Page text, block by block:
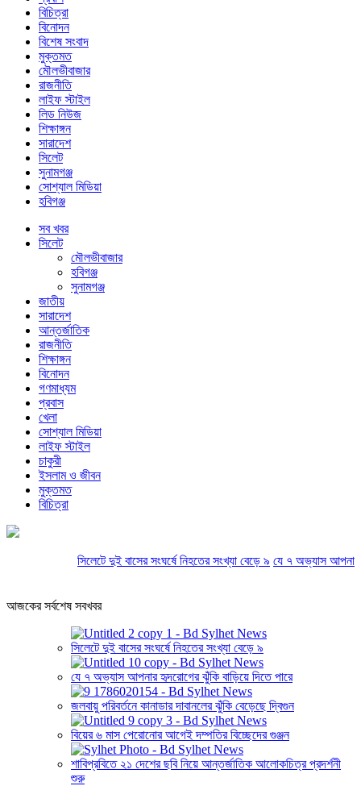
বিচিত্রা
বিনোদন
বিশেষ সংবাদ
মুক্তমত
মৌলভীবাজার
রাজনীতি
লাইফ স্টাইল
লিড নিউজ
শিক্ষাঙ্গন
সারাদেশ
সিলেট
সুনামগঞ্জ
সোশ্যাল মিডিয়া
হবিগঞ্জ
সব খবর
সিলেট
মৌলভীবাজার
হবিগঞ্জ
সুনামগঞ্জ
জাতীয়
সারাদেশ
আন্তর্জাতিক
রাজনীতি
শিক্ষাঙ্গন
বিনোদন
গণমাধ্যম
প্রবাস
খেলা
সোশ্যাল মিডিয়া
লাইফ স্টাইল
চাকুরী
ইসলাম ও জীবন
মুক্তমত
বিচিত্রা
সিলেটে দুই বাসের সংঘর্ষে নিহতের সংখ্যা বেড়ে ৯ যে ৭ অভ্যাস আপনার
আজকের সর্বশেষ সবখবর
সিলেটে দুই বাসের সংঘর্ষে নিহতের সংখ্যা বেড়ে ৯
যে ৭ অভ্যাস আপনার হৃদরোগের ঝুঁকি বাড়িয়ে দিতে পারে
জলবায়ু পরিবর্তনে কানাডার দাবানলের ঝুঁকি বেড়েছে দ্বিগুন
বিয়ের ৬ মাস পেরোনোর আগেই দম্পতির বিচ্ছেদের গুঞ্জন
শাবিপ্রবিতে ২১ দেশের ছবি নিয়ে আন্তর্জাতিক আলোকচিত্র প্রদর্শনী
শুরু